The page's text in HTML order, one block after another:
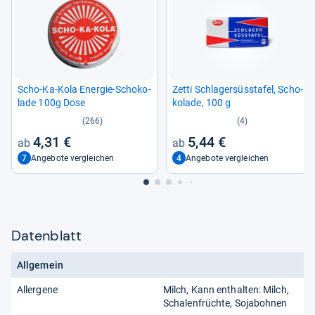
Scho-​Ka-​Kola Ener­gie-​Scho­ko­
lade 100g Dose
(266)
4,31 €
7 Angebote vergleichen
Zetti Schla­ger­süss­ta­fel, Scho­
ko­lade, 100 g
(4)
5,44 €
4 Angebote vergleichen
Datenblatt
Allgemein
Allergene
Milch, Kann enthalten: Milch,
Schalenfrüchte, Sojabohnen